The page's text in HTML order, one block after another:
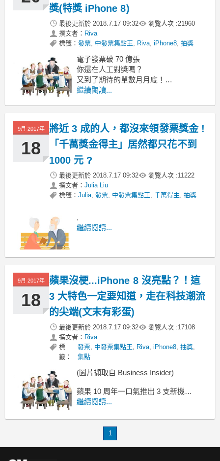
獎(特獎 iPhone 8)
最後更新於 2018.7.17 09:32 瀏覽人次 :21960
撰文者： Riva
標籤： 發票, 中發票集點王, Riva, iPhone8, 抽獎
電子發票破 70 億張
你還在人工對獎嗎？
又到了期待的單數月月底！
因為 25 號就是「統一發票中獎號碼」開
不然... 200元 無魚，蝦也好
繼續閱讀...
9月 2017年
18
將近 3 成的人，都沒來領發票獎金 !
「千萬獎金得主」居然都只花不到
1000 元 ?
最後更新於 2018.7.17 09:32 瀏覽人次 :11222
撰文者： Julia Liu
標籤： Julia, 發票, 中發票集點王, 千萬得主, 抽獎
.
繼續閱讀...
9月 2017年
18
蘋果沒梗...iPhone 8 沒亮點？！這
3 大特色一定要知道，走在科技潮流
的尖端(文末有彩蛋)
最後更新於 2018.7.17 09:32 瀏覽人次 :17108
撰文者： Riva
標
籤：
發票, 中發票集點王, Riva, iPhone8, 抽獎,
集點
(圖片擷取自 Business Insider)
蘋果 10 周年一口氣推出 3 支新機
好像沒亮點？！
Apple 即將推出新一代 iPhone ，尤其今
年是 10 周年！
繼續閱讀...
1